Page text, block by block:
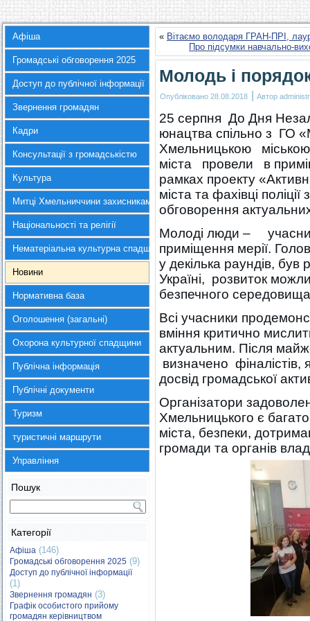
Афіша
Громадські обговорення 2025
Доступ до публічної інформації
Звернення громадян
Кадри
Консультації з громадськістю
Культура
Митці Хмельниччини захисникам України
Національності та релігії
Нематеріальна культурна спадщина
Новини
Нормативна база
Оголошення (загальні)
Охорона культурної спадщини
Публічна інформація
Публічні документи
Туризм
туристичні маршрути
Управління
Пошук
Категорії
Афіша (146)
Громадські обговорення 2025 (9)
Доступ до публічної інформації
(1)
Звернення громадян (3)
Графік особистого прийому
громадян керівництвом
« Вітаємо володаря ГРАН-ПРІ,
Про підсумки навчально-
Молодь і
Опубліковано 28.08.2018 | Автор
25 серпня До Дня
юнацтва спільно з ГО
Хмельницькою
міста провели в
рамках проекту
міста та фахівці
обговорення
Молоді люди –
приміщення мерії.
у декілька раундів, був
Україні, розвиток
безпечного середовища
Всі учасники
вміння критично
актуальним. Після
визначено
досвід громадської
Організатори
Хмельницького є
міста, безпеки,
громади та органів